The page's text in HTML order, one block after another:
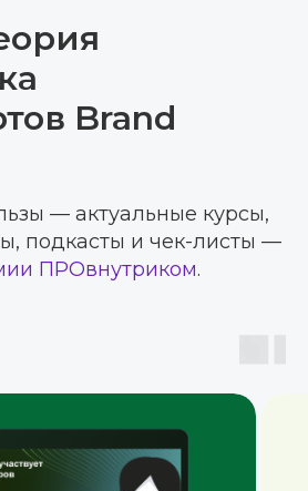
Brand
— актуальные курсы,
подкасты и чек-листы —
ПРОвнутриком.